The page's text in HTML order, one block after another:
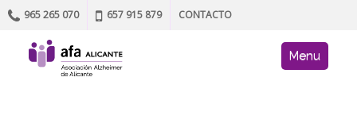
965 265 070 657 915 879 CONTACTO
AFA site
Skip to content
Menu